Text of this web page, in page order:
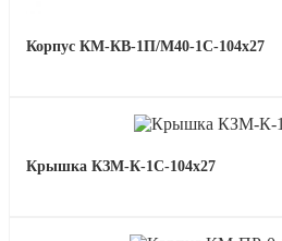
Корпус КМ-КВ-1П/М40-1С-104х27
Крышка КЗМ-К-1С-104х27